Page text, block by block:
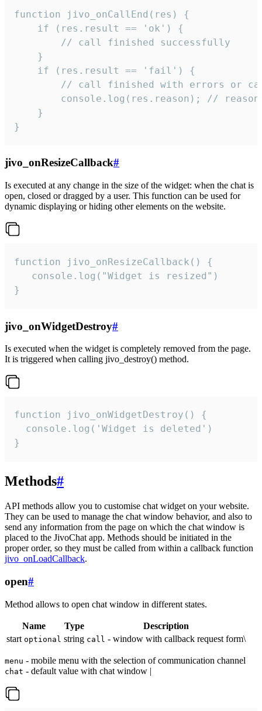
function jivo_onCallEnd(res) {
    if (res.result == 'ok') {
        // call finished successfully
    }
    if (res.result == 'fail') {
// call finished with errors or
console.log(res.reason); //
    }
}
jivo_onResizeCallback#
Is executed at any change in the size of the widget: when the chat is
open, closed or dragged by a user. This function can be used for
dynamic displaying or hiding other elements on the website.
function jivo_onResizeCallback() {
   console.log("Widget is resized")
}
jivo_onWidgetDestroy#
Is executed when the widget is completely removed from the page.
It is triggered when calling jivo_destroy() method.
function jivo_onWidgetDestroy() {
  console.log('Widget is deleted')
}
Methods#
API methods allow you to customise chat widget on your website.
They can be used to manage the chat window behavior, and also to
send any information from the page on which the chat window is
placed to the JivoChat app. Methods should be initiated in the
proper order, so they must be called from within a callback function
jivo_onLoadCallback.
open#
Method allows to open chat window in different states.
Name Type
Description
start optional string call - window with callback request form\
menu - mobile menu with the selection of communication channel
chat - default value with chat window |